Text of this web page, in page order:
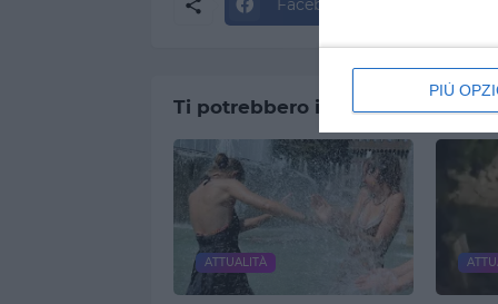
PIÙ
Facebook
Ti potrebbero interessare
ATTUALITÀ